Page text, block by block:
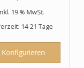
19 % MwSt.
14-21 Tage
Konfigurieren